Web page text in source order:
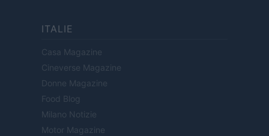
ITALIE
Casa Magazine
Cineverse Magazine
Donne Magazine
Food Blog
Milano Notizie
Motor Magazine